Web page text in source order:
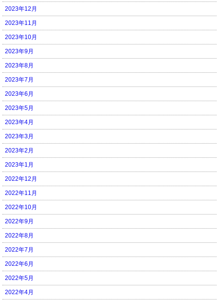
2023年12月
2023年11月
2023年10月
2023年9月
2023年8月
2023年7月
2023年6月
2023年5月
2023年4月
2023年3月
2023年2月
2023年1月
2022年12月
2022年11月
2022年10月
2022年9月
2022年8月
2022年7月
2022年6月
2022年5月
2022年4月